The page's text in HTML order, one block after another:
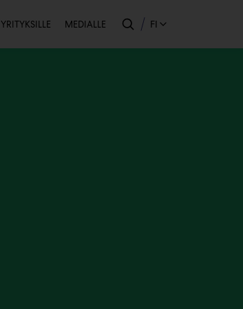
Toissijainen
YRITYKSILLE MEDIALLE FI